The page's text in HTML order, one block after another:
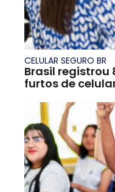
CELULAR SEGURO BR
Brasil registrou
furtos de